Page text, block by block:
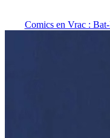
Comics en Vrac :